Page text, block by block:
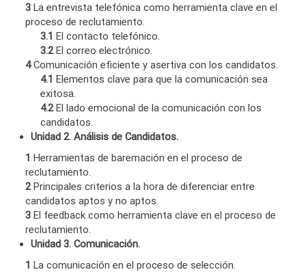
3 La entrevista telefónica como herramienta clave en el
proceso de reclutamiento.
3.1 El contacto telefónico.
3.2El correo electrónico.
4Comunicación eficiente y asertiva con los candidatos.
4.1 Elementos clave para que la comunicación sea
exitosa.
4.2El lado emocional de la comunicación con los
candidatos.
Unidad 2. Análisis de Candidatos.
1 Herramientas de baremación en el proceso de
reclutamiento.
2Principales criterios a la hora de diferenciar entre
candidatos aptos y no aptos.
3 El feedback como herramienta clave en el proceso de
reclutamiento.
Unidad 3. Comunicación.
1 La comunicación en el proceso de selección.